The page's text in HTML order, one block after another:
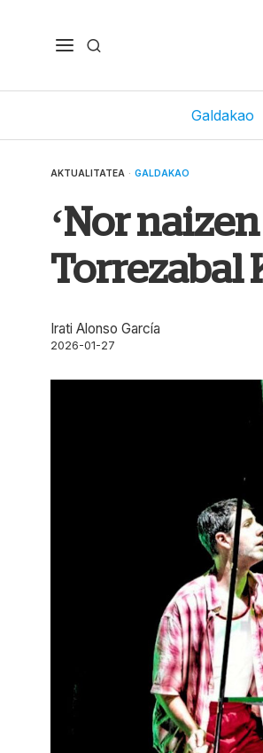
Galdakao
AKTUALITATEA · GALDAKAO
‘Nor
Torrezabal
Irati Alonso García
2026-01-27